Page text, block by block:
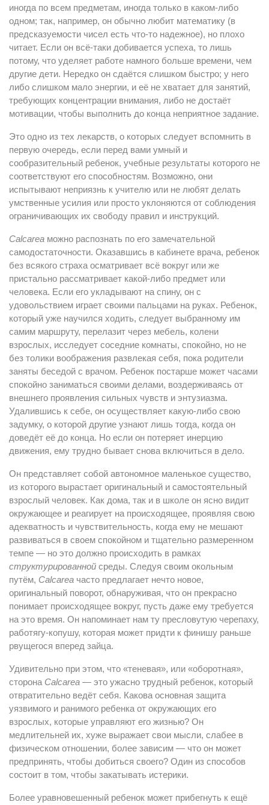
иногда по всем предметам, иногда только в каком-либо
одном; так, например, он обычно любит математику (в
предсказуемости чисел есть что-то надежное), но плохо
читает. Если он всё-таки добивается успеха, то лишь
потому, что уделяет работе намного больше времени, чем
другие дети. Нередко он сдаётся слишком быстро; у него
либо слишком мало энергии, и её не хватает для занятий,
требующих концентрации внимания, либо не достаёт
мотивации, чтобы выполнить до конца неприятное задание.
Это одно из тех лекарств, о которых следует вспомнить в
первую очередь, если перед вами умный и
сообразительный ребенок, учебные результаты которого не
соответствуют его способностям. Возможно, они
испытывают неприязнь к учителю или не любят делать
умственные усилия или просто уклоняются от соблюдения
ограничивающих их свободу правил и инструкций.
Calcarea можно распознать по его замечательной
самодостаточности. Оказавшись в кабинете врача, ребенок
без всякого страха осматривает всё вокруг или же
пристально рассматривает какой-либо предмет или
человека. Если его укладывают на спину, он с
удовольствием играет своими пальцами на руках. Ребенок,
который уже научился ходить, следует выбранному им
самим маршруту, перелазит через мебель, колени
взрослых, исследует соседние комнаты, спокойно, но не
без толики воображения развлекая себя, пока родители
заняты беседой с врачом. Ребенок постарше может часами
спокойно заниматься своими делами, воздерживаясь от
внешнего проявления сильных чувств и энтузиазма.
Удалившись к себе, он осуществляет какую-либо свою
задумку, о которой другие узнают лишь тогда, когда он
доведёт её до конца. Но если он потеряет инерцию
движения, ему трудно бывает снова включиться в дело.
Он представляет собой автономное маленькое существо,
из которого вырастает оригинальный и самостоятельный
взрослый человек. Как дома, так и в школе он ясно видит
окружающее и реагирует на происходящее, проявляя свою
адекватность и чувствительность, когда ему не мешают
развиваться в своем спокойном и тщательно размеренном
темпе — но это должно происходить в рамках
структурированной среды. Следуя своим окольным
путём, Calcarea часто предлагает нечто новое,
оригинальный поворот, обнаруживая, что он прекрасно
понимает происходящее вокруг, пусть даже ему требуется
на это время. Он напоминает нам ту пресловутую черепаху,
работягу-копушу, которая может придти к финишу раньше
рвущегося вперед зайца.
Удивительно при этом, что «теневая», или «оборотная»,
сторона Calcarea — это ужасно трудный ребенок, который
отвратительно ведёт себя. Какова основная защита
уязвимого и ранимого ребенка от окружающих его
взрослых, которые управляют его жизнью? Он
медлительней их, хуже выражает свои мысли, слабее в
физическом отношении, более зависим — что он может
предпринять, чтобы добиться своего? Один из способов
состоит в том, чтобы закатывать истерики.
Более уравновешенный ребенок может прибегнуть к ещё